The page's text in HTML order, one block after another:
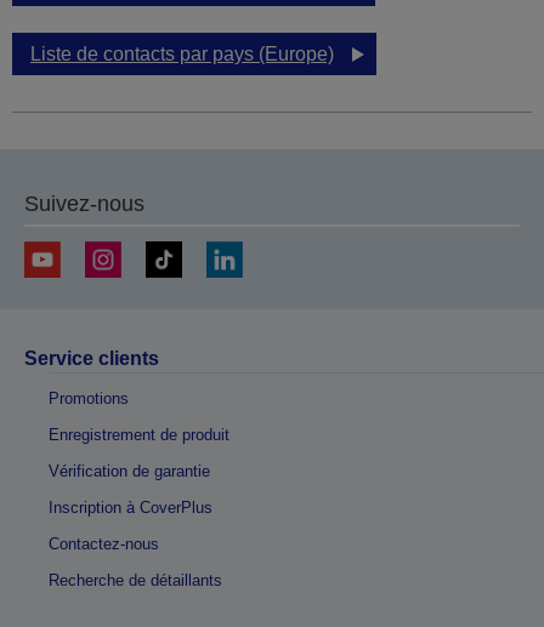
Liste de contacts par pays (Europe)
Suivez-nous
Service clients
Promotions
Enregistrement de produit
Vérification de garantie
Inscription à CoverPlus
Contactez-nous
Recherche de détaillants